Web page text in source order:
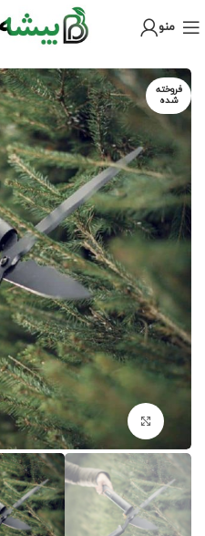
منو
فروخته
شده
برای بزرگنمایی کلیک کنید